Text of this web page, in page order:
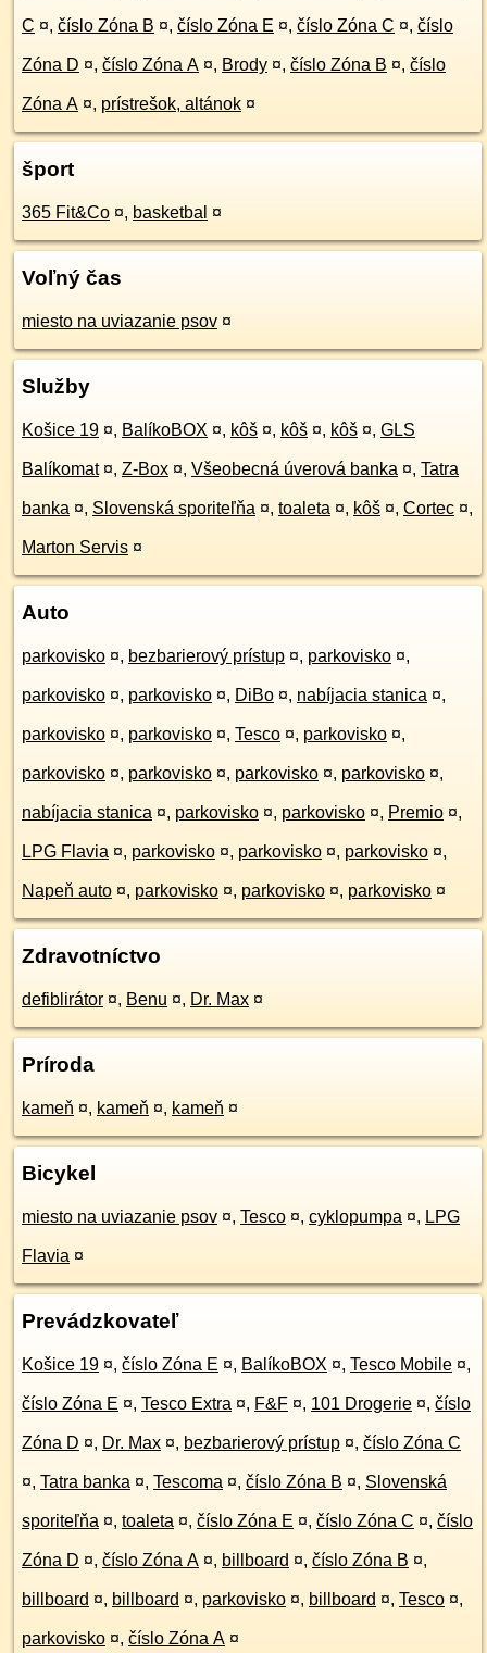
C ¤, číslo Zóna B ¤, číslo Zóna E ¤, číslo Zóna C ¤, číslo
Zóna D ¤, číslo Zóna A ¤, Brody ¤, číslo Zóna B ¤, číslo
Zóna A ¤, prístrešok, altánok ¤
šport
365 Fit&Co ¤, basketbal ¤
Voľný čas
miesto na uviazanie psov ¤
Služby
Košice 19 ¤, BalíkoBOX ¤, kôš ¤, kôš ¤, kôš ¤, GLS
Balíkomat ¤, Z-Box ¤, Všeobecná úverová banka ¤, Tatra
banka ¤, Slovenská sporiteľňa ¤, toaleta ¤, kôš ¤, Cortec ¤,
Marton Servis ¤
Auto
parkovisko ¤, bezbarierový prístup ¤, parkovisko ¤,
parkovisko ¤, parkovisko ¤, DiBo ¤, nabíjacia stanica ¤,
parkovisko ¤, parkovisko ¤, Tesco ¤, parkovisko ¤,
parkovisko ¤, parkovisko ¤, parkovisko ¤, parkovisko ¤,
nabíjacia stanica ¤, parkovisko ¤, parkovisko ¤, Premio ¤,
LPG Flavia ¤, parkovisko ¤, parkovisko ¤, parkovisko ¤,
Napeň auto ¤, parkovisko ¤, parkovisko ¤, parkovisko ¤
Zdravotníctvo
defiblirátor ¤, Benu ¤, Dr. Max ¤
Príroda
kameň ¤, kameň ¤, kameň ¤
Bicykel
miesto na uviazanie psov ¤, Tesco ¤, cyklopumpa ¤, LPG
Flavia ¤
Prevádzkovateľ
Košice 19 ¤, číslo Zóna E ¤, BalíkoBOX ¤, Tesco Mobile ¤,
číslo Zóna E ¤, Tesco Extra ¤, F&F ¤, 101 Drogerie ¤, číslo
Zóna D ¤, Dr. Max ¤, bezbarierový prístup ¤, číslo Zóna C
¤, Tatra banka ¤, Tescoma ¤, číslo Zóna B ¤, Slovenská
sporiteľňa ¤, toaleta ¤, číslo Zóna E ¤, číslo Zóna C ¤, číslo
Zóna D ¤, číslo Zóna A ¤, billboard ¤, číslo Zóna B ¤,
billboard ¤, billboard ¤, parkovisko ¤, billboard ¤, Tesco ¤,
parkovisko ¤, číslo Zóna A ¤